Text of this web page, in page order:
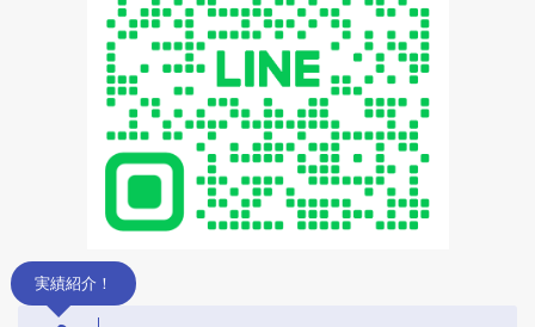
実績紹介！